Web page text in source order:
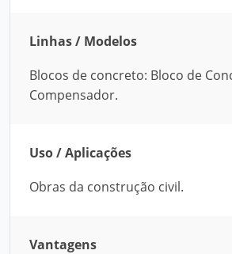
Linhas / Modelos
Blocos de concreto: Bloco de
Compensador.
Uso / Aplicações
Obras da construção civil.
Vantagens